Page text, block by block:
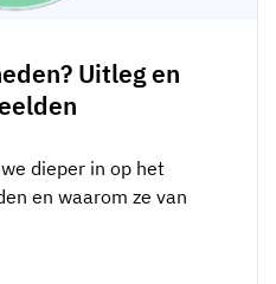
Uitleg en
dieper in op het
en waarom ze van